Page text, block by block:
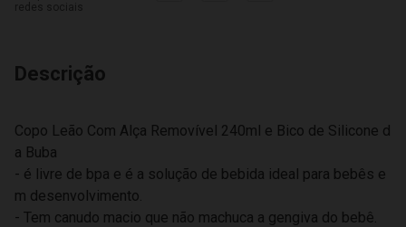
Descrição
Copo Leão Com Alça Removível 240ml e Bico de Silicone d
a Buba
- é livre de bpa e é a solução de bebida ideal para bebês e
m desenvolvimento.
- Tem canudo macio que não machuca a gengiva do bebê.